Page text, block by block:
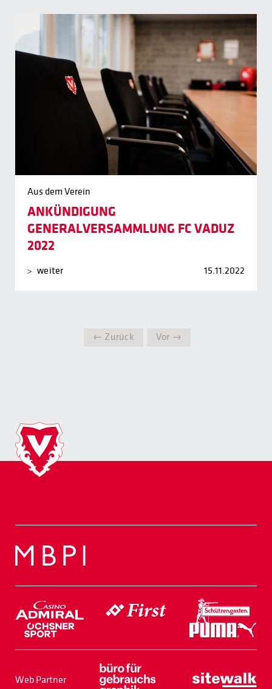
Aus dem Verein
ANKÜNDIGUNG
GENERALVERSAMMLUNG FC VADUZ
2022
weiter 15.11.2022
← Zurück Vor →
Web Partner